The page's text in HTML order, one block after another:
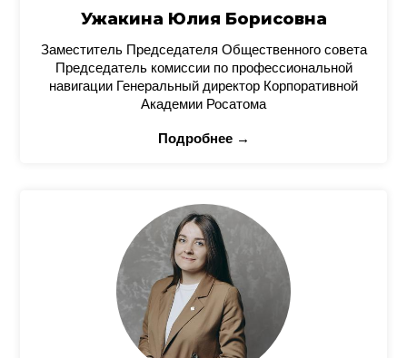
Ужакина Юлия Борисовна
Заместитель Председателя Общественного совета
Председатель комиссии по профессиональной
навигации Генеральный директор Корпоративной
Академии Росатома
Подробнее →